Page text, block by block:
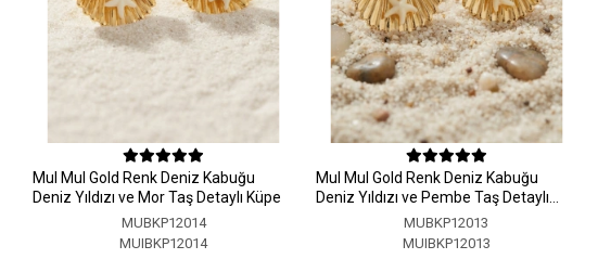
MuI MuI Gold Renk Deniz Kabuğu
Deniz Yıldızı ve Mor Taş Detaylı Küpe
MUBKP12014
MUIBKP12014
MuI MuI Gold Renk Deniz Kabuğu
Deniz Yıldızı ve Pembe Taş Detaylı
MUBKP12013
MUIBKP12013